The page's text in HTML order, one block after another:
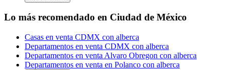
Lo más recomendado en Ciudad de México
Casas en venta CDMX con alberca
Departamentos en venta CDMX con alberca
Departamentos en venta Alvaro Obregon con alberca
Departamentos en venta en Polanco con alberca